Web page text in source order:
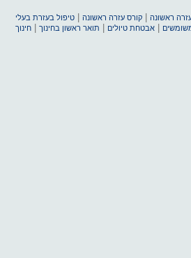
ראשונה |קורס עזרה ראשונה |טיפול בעזרת בעלי
|אבטחת טיולים תואר ראשון בחינוך |חינוך